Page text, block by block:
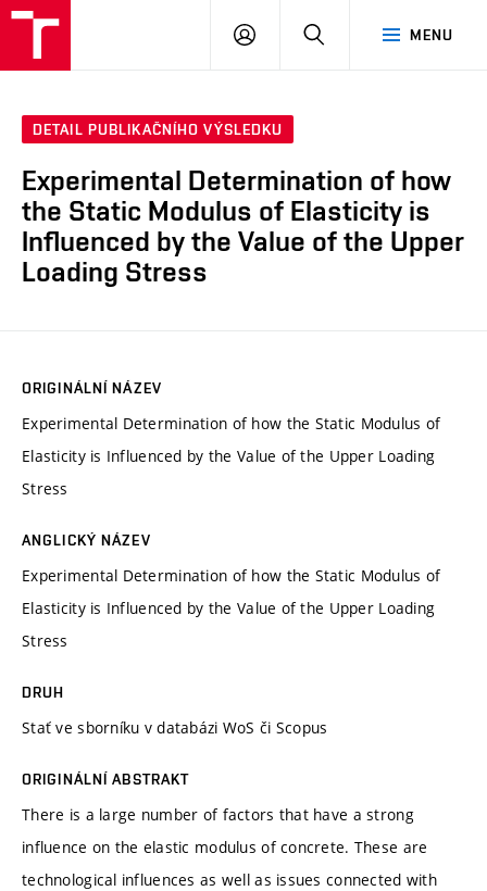
MENU
PŘIHLÁSIT
DETAIL PUBLIKAČNÍHO VÝSLEDKU
Experimental Determination of how
the Static Modulus of Elasticity is
Influenced by the Value of the Upper
Loading Stress
ORIGINÁLNÍ NÁZEV
Experimental Determination of how the Static Modulus of
Elasticity is Influenced by the Value of the Upper Loading
Stress
ANGLICKÝ NÁZEV
Experimental Determination of how the Static Modulus of
Elasticity is Influenced by the Value of the Upper Loading
Stress
DRUH
Stať ve sborníku v databázi WoS či Scopus
ORIGINÁLNÍ ABSTRAKT
There is a large number of factors that have a strong
influence on the elastic modulus of concrete. These are
technological influences as well as issues connected with